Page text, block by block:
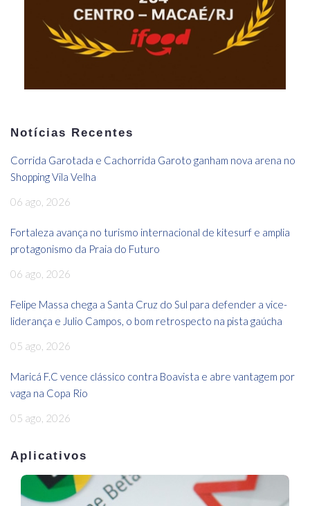
Notícias Recentes
Corrida Garotada e Cachorrida Garoto ganham nova arena no
Shopping Vila Velha
06 ago, 2026
Fortaleza avança no turismo internacional de kitesurf e amplia
protagonismo da Praia do Futuro
06 ago, 2026
Felipe Massa chega a Santa Cruz do Sul para defender a vice-
liderança e Julio Campos, o bom retrospecto na pista gaúcha
05 ago, 2026
Maricá F.C vence clássico contra Boavista e abre vantagem por
vaga na Copa Rio
05 ago, 2026
Aplicativos